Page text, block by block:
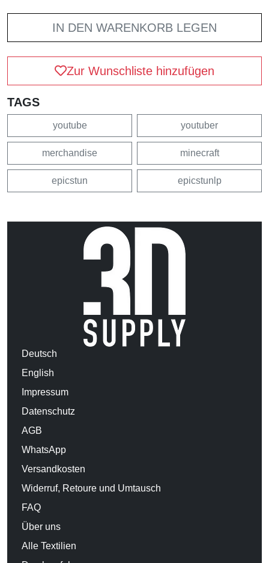
IN DEN WARENKORB LEGEN
Zur Wunschliste hinzufügen
TAGS
youtube youtuber
merchandise minecraft
epicstun epicstunlp
Deutsch
English
Impressum
Datenschutz
AGB
WhatsApp
Versandkosten
Widerruf, Retoure und Umtausch
FAQ
Über uns
Alle Textilien